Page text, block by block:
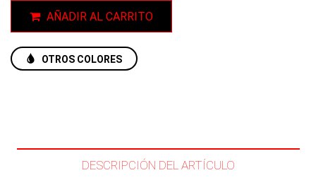
AÑADIR AL CARRITO
OTROS COLORES
DESCRIPCIÓN DEL ARTÍCULO